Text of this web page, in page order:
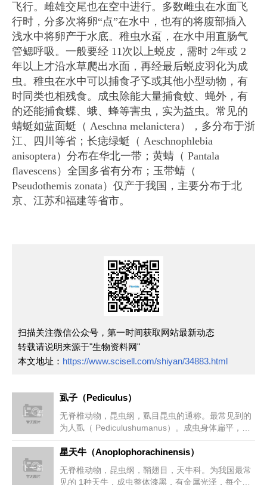
飞行。雌雄交尾也在空中进行。多数雌虫在水面飞
行时，分多次将卵“点”在水中，也有的将腹部插入
浅水中将卵产于水底。稚虫水虿，在水中用直肠气
管鳃呼吸。一般要经 11次以上蜕皮，需时 2年或 2
年以上才沿水草爬出水面，再经最后蜕皮羽化为成
虫。稚虫在水中可以捕食孑孓或其他小型动物，有
时同类也相残食。成虫除能大量捕食蚊、蝇外，有
的还能捕食蝶、蛾、蜂等害虫，实为益虫。常见的
蜻蜓如蓝面蜓（ Aeschna melanictera），多分布于浙
江、四川等省；长痣绿蜓（ Aeschnophlebia
anisoptera）分布在华北一带；黄蜻（ Pantala
flavescens）全国多省有分布；玉带蜻（
Pseudothemis zonata）仅产于我国，主要分布于北
京、江苏和福建等省市。
扫描关注微信公众号，第一时间获取网站最新动态
转载请说明来源于"生物资料网"
本文地址： https://www.scisell.com/shiyan/34883.html
上一篇
虱子（Pediculus）
无脊椎动物，昆虫纲，虱目昆虫的通称。最常见到的
为人虱（ Pediculushumanus）。成虫身体扁平，呈
下一篇
星天牛（Anoplophorachinensis）
无脊椎动物，昆虫纲，鞘翅目，天牛科。为我国最常
见的 1种天牛，成虫整体漆黑，有金属光泽，每个鞘